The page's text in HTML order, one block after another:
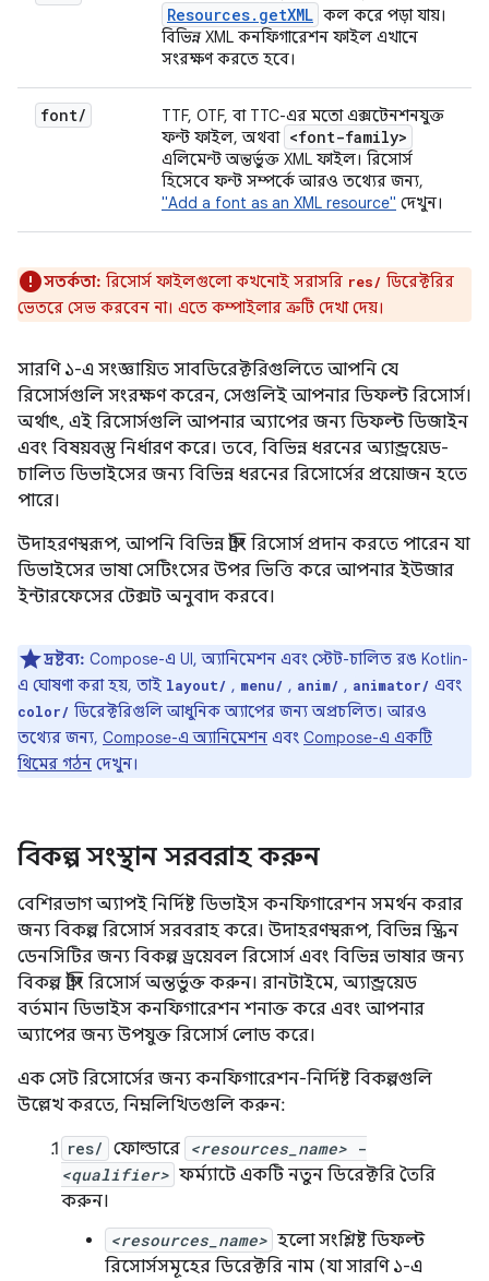
Resources. getXML কল করে পড়া যায়।
বিভিন্ন XML কনফিগারেশন ফাইল এখানে
সংরক্ষণ করতে হবে।
font/
TTF, OTF, বা TTC-এর মতো এক্সটেনশনযুক্ত
ফন্ট ফাইল, অথবা <font-family>
এলিমেন্ট অন্তর্ভুক্ত XML ফাইল। রিসোর্স
হিসেবে ফন্ট সম্পর্কে আরও তথ্যের জন্য,
"Add a font as an XML resource" দেখুন।
সতর্কতা: রিসোর্স ফাইলগুলো কখনোই সরাসরি res/ ডিরেক্টরির
ভেতরে সেভ করবেন না। এতে কম্পাইলার ত্রুটি দেখা দেয়।
সারণি ১-এ সংজ্ঞায়িত সাবডিরেক্টরিগুলিতে আপনি যে
রিসোর্সগুলি সংরক্ষণ করেন, সেগুলিই আপনার ডিফল্ট রিসোর্স।
অর্থাৎ, এই রিসোর্সগুলি আপনার অ্যাপের জন্য ডিফল্ট ডিজাইন
এবং বিষয়বস্তু নির্ধারণ করে। তবে, বিভিন্ন ধরনের অ্যান্ড্রয়েড-
চালিত ডিভাইসের জন্য বিভিন্ন ধরনের রিসোর্সের প্রয়োজন হতে
পারে।
উদাহরণস্বরূপ, আপনি বিভিন্ন স্ট্রিং রিসোর্স প্রদান করতে পারেন যা
ডিভাইসের ভাষা সেটিংসের উপর ভিত্তি করে আপনার ইউজার
ইন্টারফেসের টেক্সট অনুবাদ করবে।
দ্রষ্টব্য: Compose-এ UI, অ্যানিমেশন এবং স্টেট-চালিত রঙ Kotlin-
এ ঘোষণা করা হয়, তাই layout/ , menu/ , anim/ , animator/ এবং
color/ ডিরেক্টরিগুলি আধুনিক অ্যাপের জন্য অপ্রচলিত। আরও
তথ্যের জন্য, Compose-এ অ্যানিমেশন এবং Compose-এ একটি
থিমের গঠন দেখুন।
বিকল্প সংস্থান সরবরাহ করুন
বেশিরভাগ অ্যাপই নির্দিষ্ট ডিভাইস কনফিগারেশন সমর্থন করার
জন্য বিকল্প রিসোর্স সরবরাহ করে। উদাহরণস্বরূপ, বিভিন্ন স্ক্রিন
ডেনসিটির জন্য বিকল্প ড্রয়েবল রিসোর্স এবং বিভিন্ন ভাষার জন্য
বিকল্প স্ট্রিং রিসোর্স অন্তর্ভুক্ত করুন। রানটাইমে, অ্যান্ড্রয়েড
বর্তমান ডিভাইস কনফিগারেশন শনাক্ত করে এবং আপনার
অ্যাপের জন্য উপযুক্ত রিসোর্স লোড করে।
এক সেট রিসোর্সের জন্য কনফিগারেশন-নির্দিষ্ট বিকল্পগুলি
উল্লেখ করতে, নিম্নলিখিতগুলি করুন:
res/ ফোল্ডারে <resources_name> -
<qualifier> ফর্ম্যাটে একটি নতুন ডিরেক্টরি তৈরি
করুন।
<resources_name> হলো সংশ্লিষ্ট ডিফল্ট
রিসোর্সসমূহের ডিরেক্টরি নাম (যা সারণি ১-এ